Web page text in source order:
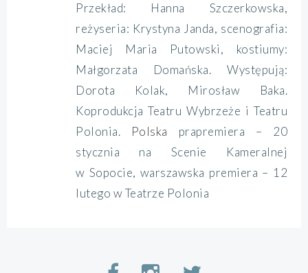
Przekład: Hanna Szczerkowska,
reżyseria: Krystyna Janda, scenografia:
Maciej Maria Putowski, kostiumy:
Małgorzata Domańska. Występują:
Dorota Kolak, Mirosław Baka.
Koprodukcja Teatru Wybrzeże i Teatru
Polonia.
Polska prapremiera – 20
stycznia na Scenie Kameralnej
w Sopocie, warszawska premiera – 12
lutego w Teatrze Polonia